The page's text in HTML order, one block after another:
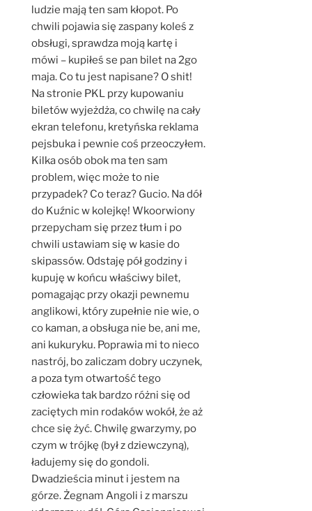
ludzie mają ten sam kłopot. Po
chwili pojawia się zaspany koleś z
obsługi, sprawdza moją kartę i
mówi – kupiłeś se pan bilet na 2go
maja. Co tu jest napisane? O shit!
Na stronie PKL przy kupowaniu
biletów wyjeżdża, co chwilę na cały
ekran telefonu, kretyńska reklama
pejsbuka i pewnie coś przeoczyłem.
Kilka osób obok ma ten sam
problem, więc może to nie
przypadek? Co teraz? Gucio. Na dół
do Kuźnic w kolejkę! Wkoorwiony
przepycham się przez tłum i po
chwili ustawiam się w kasie do
skipassów. Odstaję pół godziny i
kupuję w końcu właściwy bilet,
pomagając przy okazji pewnemu
anglikowi, który zupełnie nie wie, o
co kaman, a obsługa nie be, ani me,
ani kukuryku. Poprawia mi to nieco
nastrój, bo zaliczam dobry uczynek,
a poza tym otwartość tego
człowieka tak bardzo różni się od
zaciętych min rodaków wokół, że aż
chce się żyć. Chwilę gwarzymy, po
czym w trójkę (był z dziewczyną),
ładujemy się do gondoli.
Dwadzieścia minut i jestem na
górze. Żegnam Angoli i z marszu